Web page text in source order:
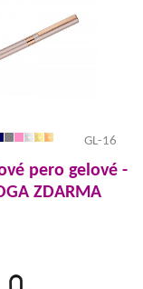
GL-16
pero gelové -
ZDARMA